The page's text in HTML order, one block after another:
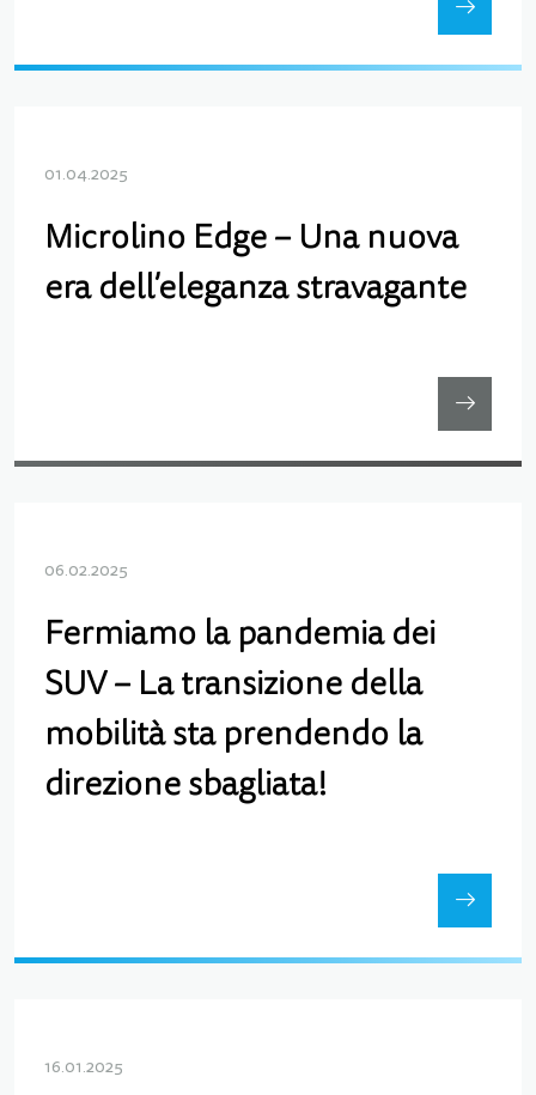
01.04.2025
Microlino Edge – Una nuova
era dell’eleganza stravagante
06.02.2025
Fermiamo la pandemia dei
SUV – La transizione della
mobilità sta prendendo la
direzione sbagliata!
16.01.2025